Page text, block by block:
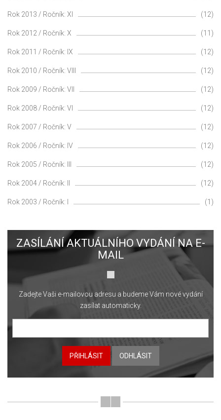
Rok 2013 / Ročník: XI (12)
Rok 2012 / Ročník: X (11)
Rok 2011 / Ročník: IX (12)
Rok 2010 / Ročník: VIII (12)
Rok 2009 / Ročník: VII (12)
Rok 2008 / Ročník: VI (12)
Rok 2007 / Ročník: V (12)
Rok 2006 / Ročník: IV (12)
Rok 2005 / Ročník: III (12)
Rok 2004 / Ročník: II (12)
Rok 2003 / Ročník: I (1)
ZASÍLÁNÍ AKTUÁLNÍHO VYDÁNÍ NA E-
MAIL
Zadejte Vaši e-mailovou adresu a budeme Vám nové vydání
zasílat automaticky.
PŘIHLÁSIT ODHLÁSIT